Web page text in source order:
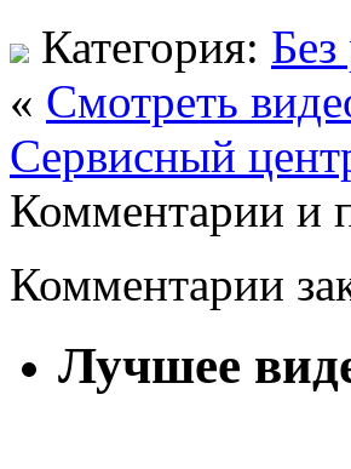
Категория:
« Смотреть
Сервисный
Комментарии и
Комментарии
Лучшее